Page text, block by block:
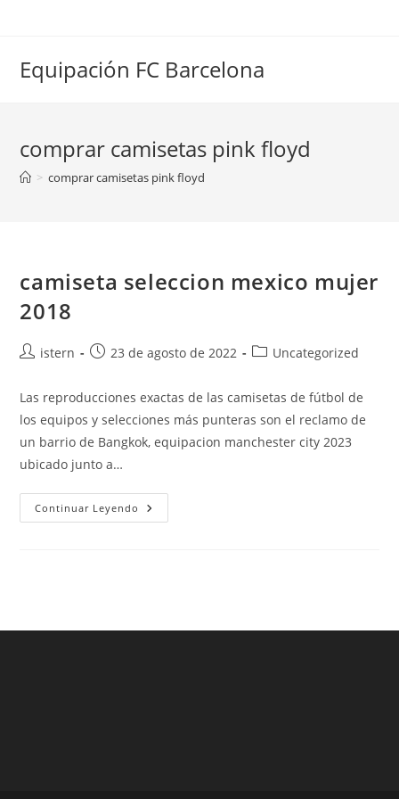
Equipación FC Barcelona
comprar camisetas pink floyd
> comprar camisetas pink floyd
camiseta seleccion mexico mujer
2018
Autor
la
entrada:
istern
Publicación
entrada:
23 de agosto de 2022
Categoría
la
entrada:
Uncategorized
Las reproducciones exactas de las camisetas de fútbol de
los equipos y selecciones más punteras son el reclamo de
un barrio de Bangkok, equipacion manchester city 2023
ubicado junto a…
Continuar Leyendo Camiseta
Seleccion